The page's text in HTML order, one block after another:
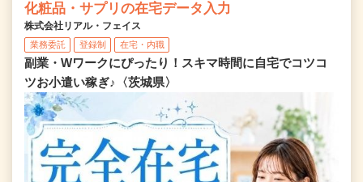
化粧品・サプリの在宅データ入力
株式会社リアル・フェイス
業務委託 登録制 在宅・内職
副業・Wワークにぴったり！スキマ時間に自宅でコツコ
ツお小遣い稼ぎ♪〈茨城県〉